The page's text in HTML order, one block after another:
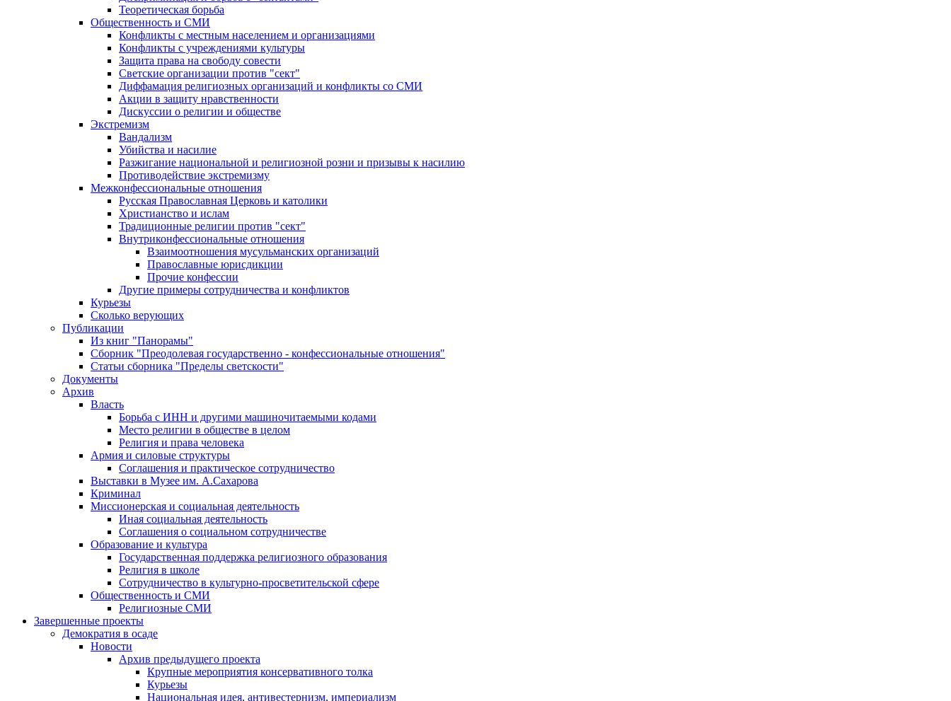
Теоретическая борьба
Общественность и СМИ
Конфликты с местным населением и организациями
Конфликты с учреждениями культуры
Защита права на свободу совести
Светские организации против "сект"
Диффамация религиозных организаций и конфликты со СМИ
Акции в защиту нравственности
Дискуссии о религии и обществе
Экстремизм
Вандализм
Убийства и насилие
Разжигание национальной и религиозной розни и призывы к насилию
Противодействие экстремизму
Межконфессиональные отношения
Русская Православная Церковь и католики
Христианство и ислам
Традиционные религии против "сект"
Внутриконфессиональные отношения
Взаимоотношения мусульманских организаций
Православные юрисдикции
Прочие конфессии
Другие примеры сотрудничества и конфликтов
Курьезы
Сколько верующих
Публикации
Из книг "Панорамы"
Сборник "Преодолевая государственно - конфессиональные отношения"
Статьи сборника "Пределы светскости"
Документы
Архив
Власть
Борьба с ИНН и другими машиночитаемыми кодами
Место религии в обществе в целом
Религия и права человека
Армия и силовые структуры
Соглашения и практическое сотрудничество
Выставки в Музее им. А.Сахарова
Криминал
Миссионерская и социальная деятельность
Иная социальная деятельность
Соглашения о социальном сотрудничестве
Образование и культура
Государственная поддержка религиозного образования
Религия в школе
Сотрудничество в культурно-просветительской сфере
Общественность и СМИ
Религиозные СМИ
Завершенные проекты
Демократия в осаде
Новости
Архив предыдущего проекта
Крупные мероприятия консервативного толка
Курьезы
Национальная идея, антивестернизм, империализм